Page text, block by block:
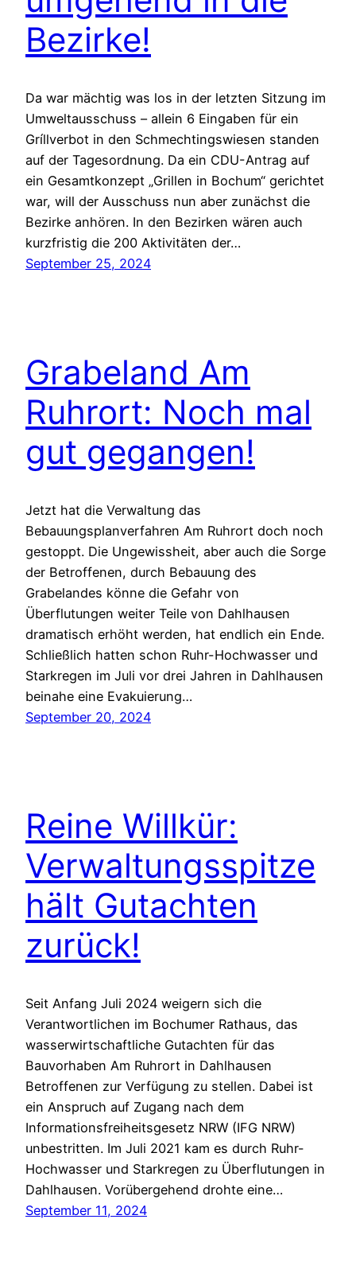
Bezirke!
Da war mächtig was los in der letzten Sitzung im
Umweltausschuss – allein 6 Eingaben für ein
Gríllverbot in den Schmechtingswiesen standen
auf der Tagesordnung. Da ein CDU-Antrag auf
ein Gesamtkonzept „Grillen in Bochum“ gerichtet
war, will der Ausschuss nun aber zunächst die
Bezirke anhören. In den Bezirken wären auch
kurzfristig die 200 Aktivitäten der…
September 25, 2024
Grabeland Am
Ruhrort: Noch mal
gut gegangen!
Jetzt hat die Verwaltung das
Bebauungsplanverfahren Am Ruhrort doch noch
gestoppt. Die Ungewissheit, aber auch die Sorge
der Betroffenen, durch Bebauung des
Grabelandes könne die Gefahr von
Überflutungen weiter Teile von Dahlhausen
dramatisch erhöht werden, hat endlich ein Ende.
Schließlich hatten schon Ruhr-Hochwasser und
Starkregen im Juli vor drei Jahren in Dahlhausen
beinahe eine Evakuierung…
September 20, 2024
Reine Willkür:
Verwaltungsspitze
hält Gutachten
zurück!
Seit Anfang Juli 2024 weigern sich die
Verantwortlichen im Bochumer Rathaus, das
wasserwirtschaftliche Gutachten für das
Bauvorhaben Am Ruhrort in Dahlhausen
Betroffenen zur Verfügung zu stellen. Dabei ist
ein Anspruch auf Zugang nach dem
Informationsfreiheitsgesetz NRW (IFG NRW)
unbestritten. Im Juli 2021 kam es durch Ruhr-
Hochwasser und Starkregen zu Überflutungen in
Dahlhausen. Vorübergehend drohte eine…
September 11, 2024